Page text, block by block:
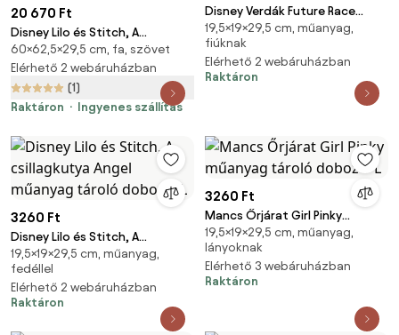
20 670 Ft
Disney Lilo és Stitch, A
csillagkutya Ohana
tárolószekrény 62,5x29,5x60
cm
60×62,5×29,5 cm, fa, szövet
Elérhető 2 webáruházban
(1)
Raktáron
Ingyenes szállítás
Disney Verdák Future Race
műanyag tároló doboz 7 L
19,5×19×29,5 cm, műanyag,
fiúknak
Elérhető 2 webáruházban
Raktáron
3260 Ft
Disney Lilo és Stitch, A
csillagkutya Angel műanyag
tároló doboz 7 L
19,5×19×29,5 cm, műanyag,
fedéllel
Elérhető 2 webáruházban
Raktáron
3260 Ft
Mancs Őrjárat Girl Pinky
műanyag tároló doboz 7 L
19,5×19×29,5 cm, műanyag,
lányoknak
Elérhető 3 webáruházban
Raktáron